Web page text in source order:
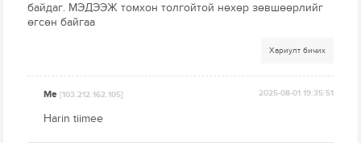
байдаг. МЭДЭЭЖ томхон толгойтой нөхөр зөвшөөрлийг
өгсөн байгаа
Хариулт бичих
Me[103.212.162.105] 2025-08-01 19:35:51
Harin tiimee